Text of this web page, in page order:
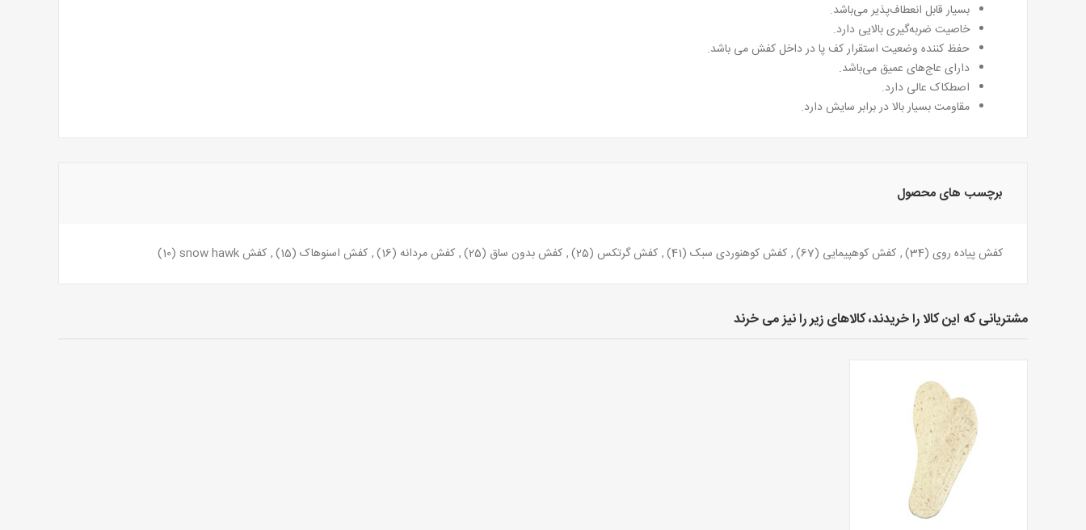
بسیار قابل انعطاف‌پذیر می‌باشد.
خاصیت ضربه‌گیری بالایی دارد.
حفظ کننده وضعیت استقرار کف پا در داخل کفش می باشد.
دارای عاج‌های عمیق می‌باشد.
اصطکاک عالی دارد.
مقاومت بسیار بالا در برابر سایش دارد.
برچسب های محصول
کفش پیاده روی (34)
, کفش کوهپیمایی (67)
, کفش کوهنوردی سبک (41)
, کفش گرتکس (25)
, کفش بدون ساق (25)
, کفش مردانه (16)
, کفش اسنوهاک (15)
, کفش snow hawk (10)
مشتریانی که این کالا را خریدند، کالاهای زیر را نیز می خرند